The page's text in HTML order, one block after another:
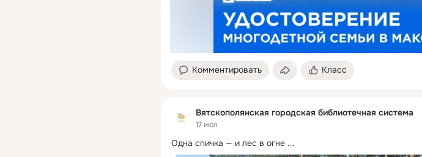
Комментировать Класс
Вятскополянская городская библиотечная система
17 июл
Одна спичка — и лес в огне ...